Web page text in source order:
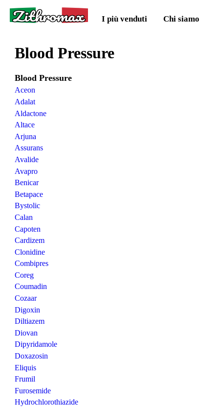
Zithromax I più venduti Chi siamo
Blood Pressure
Blood Pressure
Aceon
Adalat
Aldactone
Altace
Arjuna
Assurans
Avalide
Avapro
Benicar
Betapace
Bystolic
Calan
Capoten
Cardizem
Clonidine
Combipres
Coreg
Coumadin
Cozaar
Digoxin
Diltiazem
Diovan
Dipyridamole
Doxazosin
Eliquis
Frumil
Furosemide
Hydrochlorothiazide